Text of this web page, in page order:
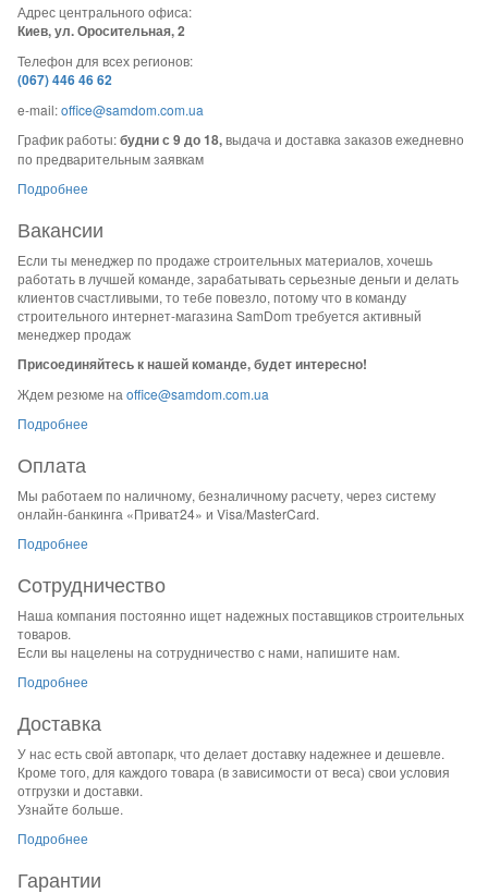
Адрес центрального офиса:
Киев, ул. Оросительная, 2
Телефон для всех регионов:
(067) 446 46 62
e-mail:office@samdom.com.ua
График работы:будни с 9 до 18,выдача и доставка заказов ежедневно
по предварительным заявкам
Подробнее
Вакансии
Если ты менеджер по продаже строительных материалов, хочешь
работать в лучшей команде, зарабатывать серьезные деньги и делать
клиентов счастливыми, то тебе повезло, потому что в команду
строительного интернет-магазина SamDom требуется активный
менеджер продаж
Присоединяйтесь к нашей команде, будет интересно!
Ждем резюме на office@samdom.com.ua
Подробнее
Оплата
Мы работаем по наличному, безналичному расчету, через систему
онлайн-банкинга «Приват24» и Visa/MasterCard.
Подробнее
Сотрудничество
Наша компания постоянно ищет надежных поставщиков строительных
товаров.
Если вы нацелены на сотрудничество с нами, напишите нам.
Подробнее
Доставка
У нас есть свой автопарк, что делает доставку надежнее и дешевле.
Кроме того, для каждого товара (в зависимости от веса) свои условия
отгрузки и доставки.
Узнайте больше.
Подробнее
Гарантии